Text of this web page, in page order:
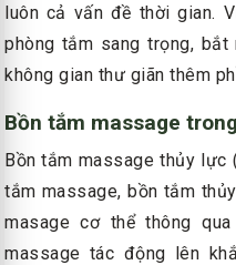
luôn cả vấn đề thời gian.
phòng tắm sang trọng,
không gian thư giãn thêm
Bồn tắm massage
Bồn tắm massage thủy lực
tắm massage, bồn tắm
masage cơ thể thông
massage tác động lên